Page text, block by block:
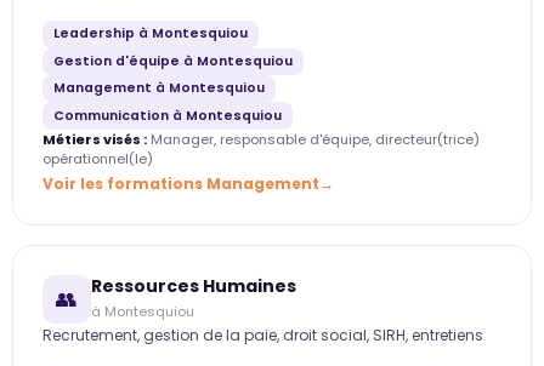
Leadership à Montesquiou
Gestion d'équipe à Montesquiou
Management à Montesquiou
Communication à Montesquiou
Métiers visés : Manager, responsable d'équipe, directeur(trice)
opérationnel(le)
Voir les formations Management
👥 Ressources Humaines
à Montesquiou
Recrutement, gestion de la paie, droit social, SIRH, entretiens